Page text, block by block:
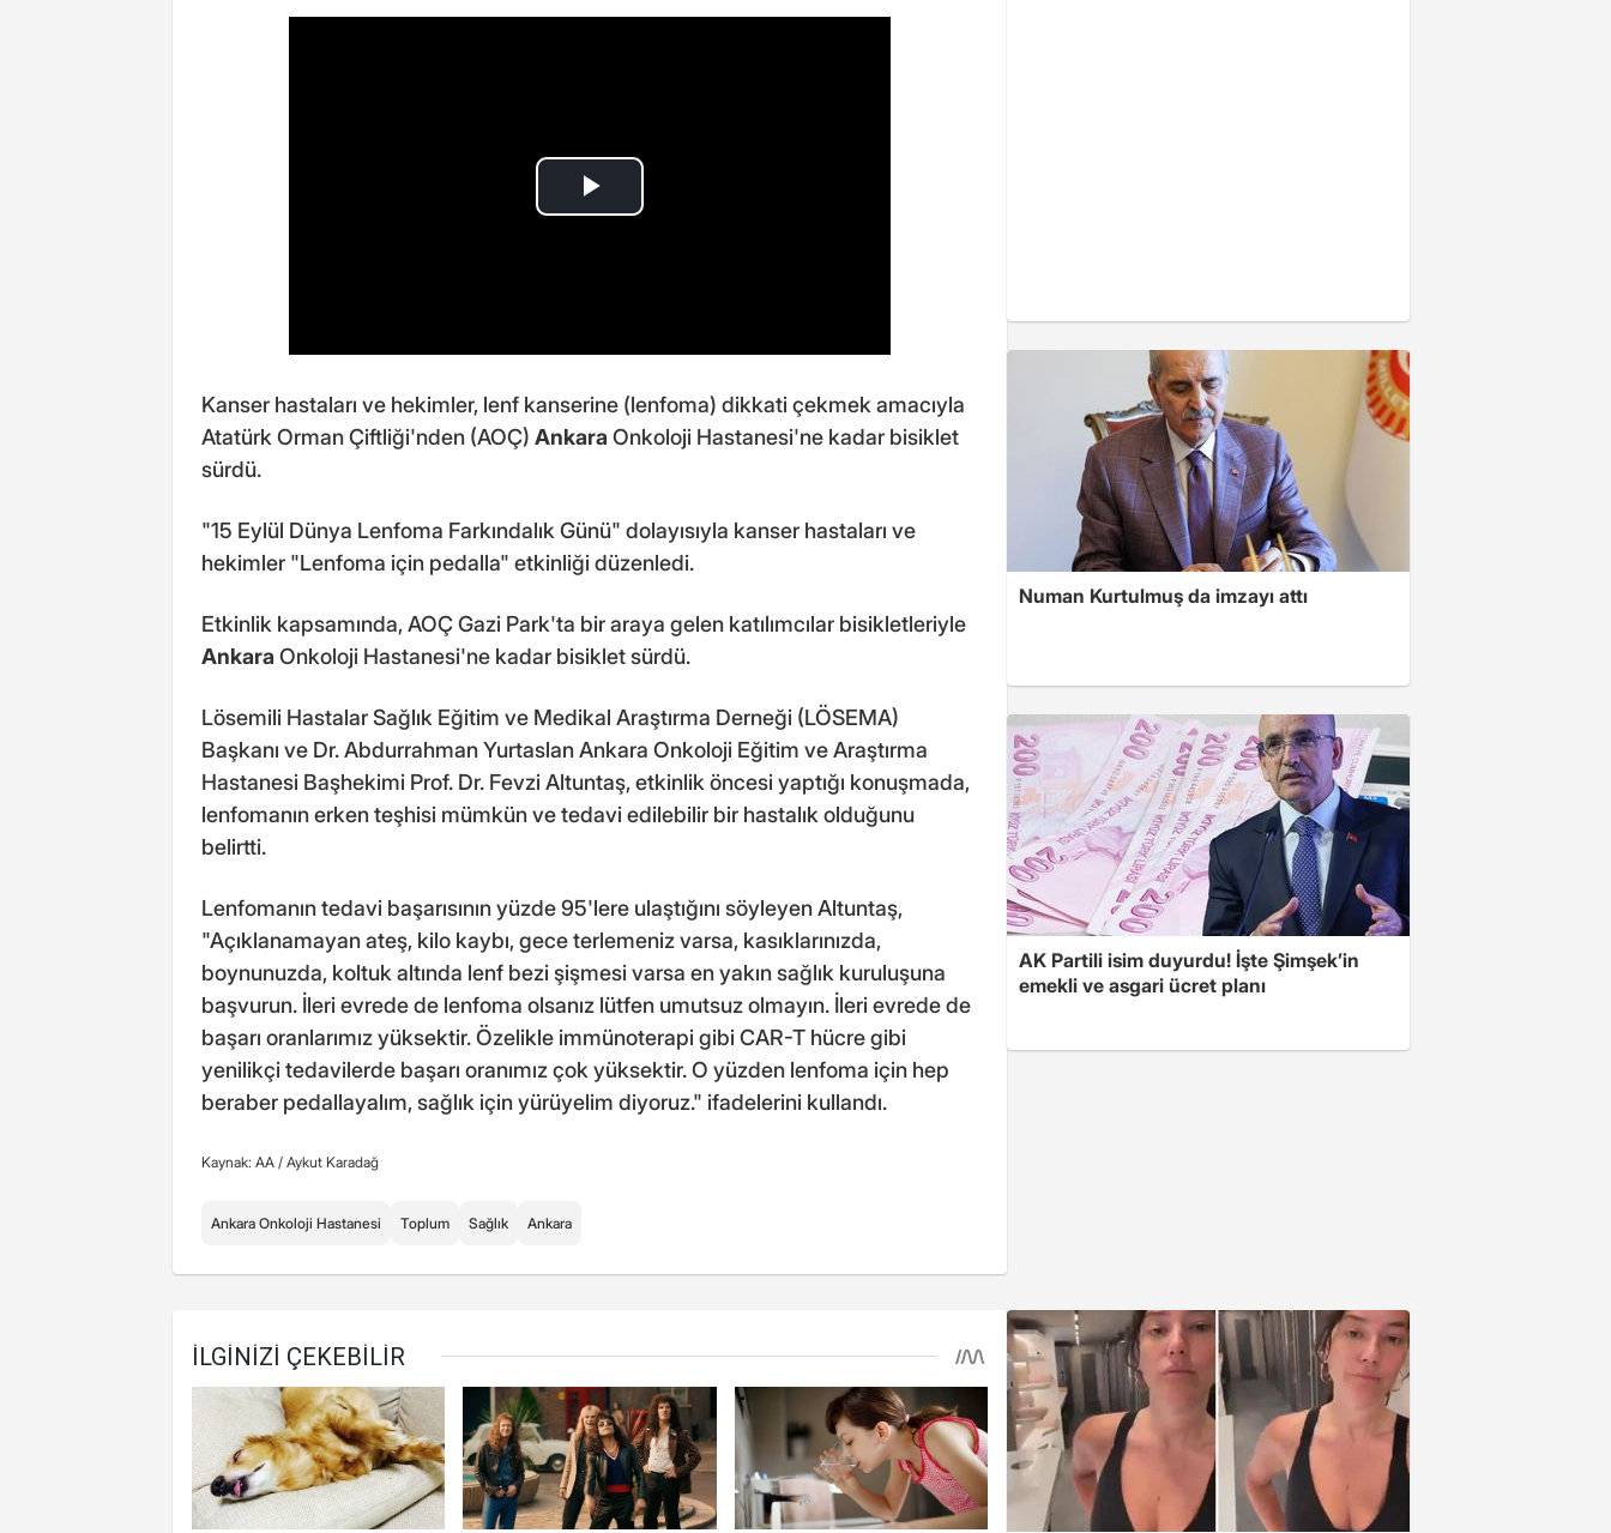
Kanser hastaları ve hekimler, lenf kanserine (lenfoma) dikkati çekmek amacıyla
Atatürk Orman Çiftliği'nden (AOÇ) Ankara Onkoloji Hastanesi'ne kadar bisiklet
sürdü.
"15 Eylül Dünya Lenfoma Farkındalık Günü" dolayısıyla kanser hastaları ve
hekimler "Lenfoma için pedalla" etkinliği düzenledi.
Etkinlik kapsamında, AOÇ Gazi Park'ta bir araya gelen katılımcılar bisikletleriyle
Ankara Onkoloji Hastanesi'ne kadar bisiklet sürdü.
Lösemili Hastalar Sağlık Eğitim ve Medikal Araştırma Derneği (LÖSEMA)
Başkanı ve Dr. Abdurrahman Yurtaslan Ankara Onkoloji Eğitim ve Araştırma
Hastanesi Başhekimi Prof. Dr. Fevzi Altuntaş, etkinlik öncesi yaptığı konuşmada,
lenfomanın erken teşhisi mümkün ve tedavi edilebilir bir hastalık olduğunu
belirtti.
Lenfomanın tedavi başarısının yüzde 95'lere ulaştığını söyleyen Altuntaş,
"Açıklanamayan ateş, kilo kaybı, gece terlemeniz varsa, kasıklarınızda,
boynunuzda, koltuk altında lenf bezi şişmesi varsa en yakın sağlık kuruluşuna
başvurun. İleri evrede de lenfoma olsanız lütfen umutsuz olmayın. İleri evrede de
başarı oranlarımız yüksektir. Özelikle immünoterapi gibi CAR-T hücre gibi
yenilikçi tedavilerde başarı oranımız çok yüksektir. O yüzden lenfoma için hep
beraber pedallayalım, sağlık için yürüyelim diyoruz." ifadelerini kullandı.
Kaynak: AA / Aykut Karadağ
Ankara Onkoloji Hastanesi Toplum Sağlık Ankara
Numan Kurtulmuş da imzayı attı
AK Partili isim duyurdu! İşte Şimşek’in
emekli ve asgari ücret planı